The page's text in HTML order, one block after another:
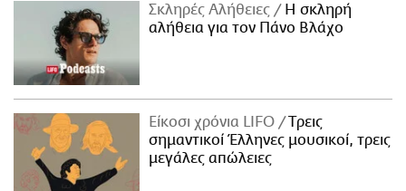
Σκληρές Αλήθειες
H σκληρή
αλήθεια για τον Πάνο Βλάχο
Είκοσι χρόνια LIFO
Tρεις
σημαντικοί Έλληνες μουσικοί, τρεις
μεγάλες απώλειες